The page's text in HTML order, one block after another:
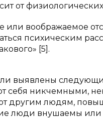
от
или воображаемое
психическим
[5].
выявлены
себя никчемными,
другим людям,
люди внушаемы или